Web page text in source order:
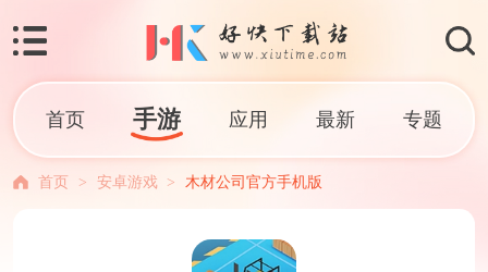
首页 手游 应用 最新 专题
首页 > 安卓游戏 > 木材公司官方手机版